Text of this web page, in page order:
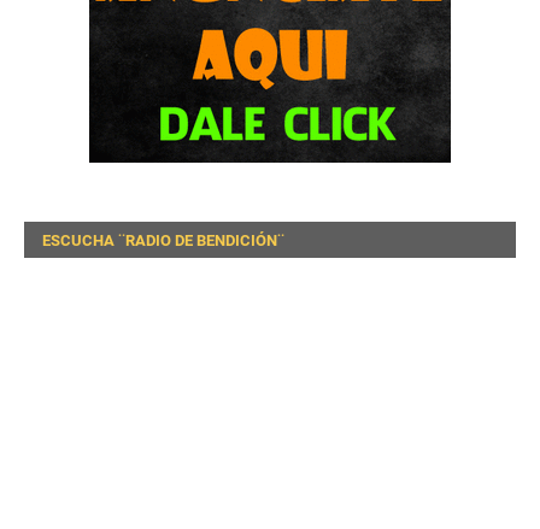
ESCUCHA ¨RADIO DE BENDICIÓN¨